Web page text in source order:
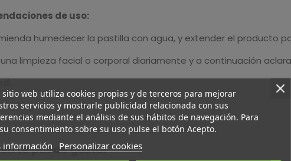
de uso:
humedecer la pastilla con agua, y extender el producto
una limpieza facial o corporal diariamente y a continuación
100 gr.
te puede gustar
sitio web utiliza cookies propias y de terceros para mejorar
servicios y mostrarle publicidad relacionada con sus
mediante el análisis de sus hábitos de navegación. Para
consentimiento sobre su uso pulse el botón Acepto.
información Personalizar cookies